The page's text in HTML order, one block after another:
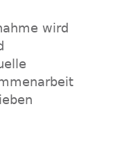
wird